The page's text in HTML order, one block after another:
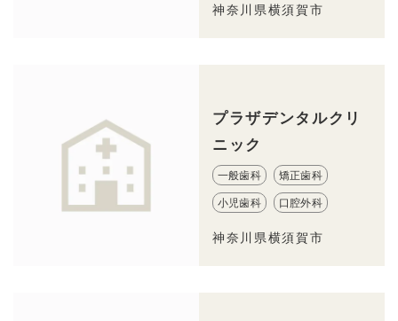
神奈川県横須賀市
プラザデンタルクリ
ニック
一般歯科 矯正歯科
小児歯科 口腔外科
神奈川県横須賀市